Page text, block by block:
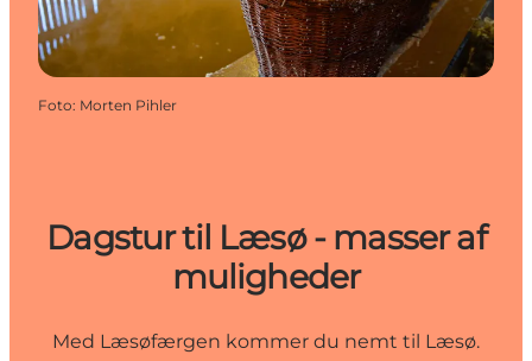
Foto: Morten Pihler
Dagstur til Læsø - masser af
muligheder
Med Læsøfærgen kommer du nemt til Læsø.